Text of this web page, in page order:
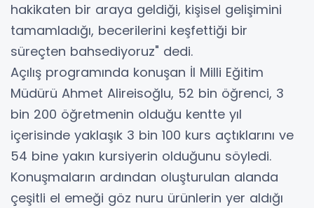
hakikaten bir araya geldiği, kişisel gelişimini
tamamladığı, becerilerini keşfettiği bir
süreçten bahsediyoruz" dedi.
Açılış programında konuşan İl Milli Eğitim
Müdürü Ahmet Alireisoğlu, 52 bin öğrenci, 3
bin 200 öğretmenin olduğu kentte yıl
içerisinde yaklaşık 3 bin 100 kurs açtıklarını ve
54 bine yakın kursiyerin olduğunu söyledi.
Konuşmaların ardından oluşturulan alanda
çeşitli el emeği göz nuru ürünlerin yer aldığı